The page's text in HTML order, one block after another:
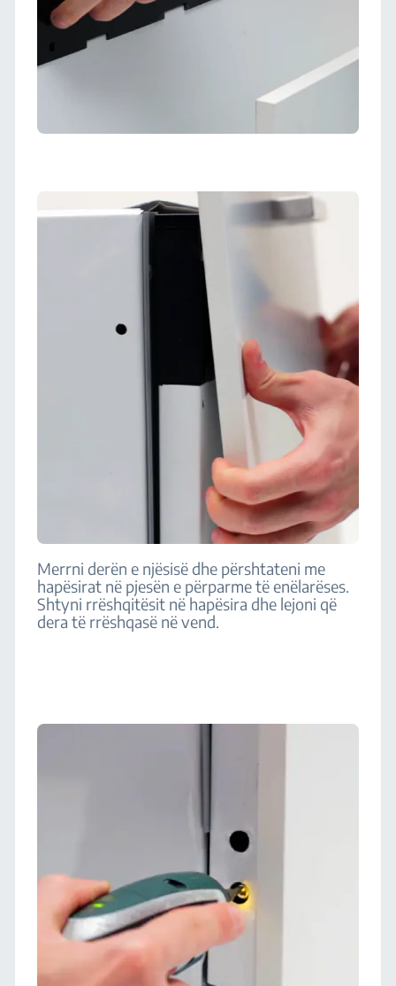
Merrni derën e njësisë dhe përshtateni me
hapësirat në pjesën e përparme të enëlarëses.
Shtyni rrëshqitësit në hapësira dhe lejoni që
dera të rrëshqasë në vend.